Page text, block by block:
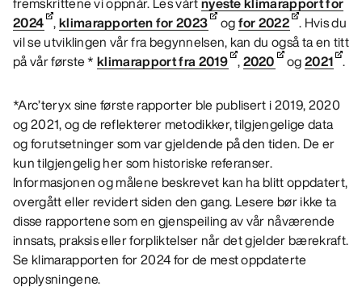
2024 ,klima­rapporten for 2023 ogfor 2022 . Hvis du
vil se utviklingen vår fra begynnelsen, kan du også ta en titt
på vår første *klimarapport fra 2019 ,2020 og2021 .
*Arc’teryx sine første rapporter ble publisert i 2019, 2020
og 2021, og de reflekterer metodikker, tilgjengelige data
og forutsetninger som var gjeldende på den tiden. De er
kun tilgjengelig her som historiske referanser.
Informasjonen og målene beskrevet kan ha blitt oppdatert,
overgått eller revidert siden den gang. Lesere bør ikke ta
disse rapportene som en gjenspeiling av vår nåværende
innsats, praksis eller forpliktelser når det gjelder bærekraft.
Se klimarapporten for 2024 for de mest oppdaterte
opplysningene.